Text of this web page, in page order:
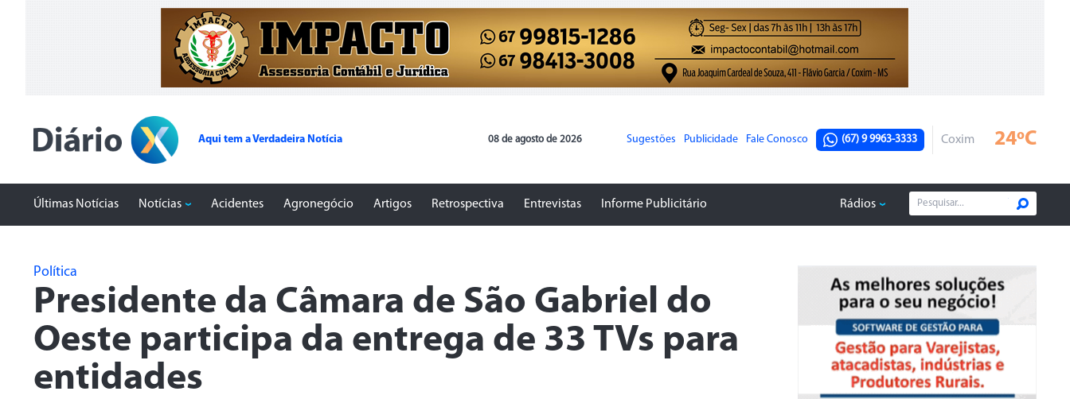
Aqui tem a Verdadeira Notícia 08 de agosto de 2026 Sugestões Publicidade Fale Conosco (67) 9 9963-3333 Coxim 24ºC
Últimas Notícias Notícias Acidentes Agronegócio Artigos Retrospectiva Entrevistas Informe Publicitário Rádios
Política
Presidente da Câmara de São Gabriel do
Oeste participa da entrega de 33 TVs para
entidades